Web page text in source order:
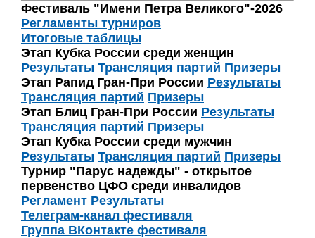
Фестиваль "Имени Петра Великого"-2026
Регламенты турниров
Итоговые таблицы
Этап Кубка России среди женщин
Результаты Трансляция партий Призеры
Этап Рапид Гран-При России Результаты
Трансляция партий Призеры
Этап Блиц Гран-При России Результаты
Трансляция партий Призеры
Этап Кубка России среди мужчин
Результаты Трансляция партий Призеры
Турнир "Парус надежды" - открытое
первенство ЦФО среди инвалидов
Регламент Результаты
Телеграм-канал фестиваля
Группа ВКонтакте фестиваля